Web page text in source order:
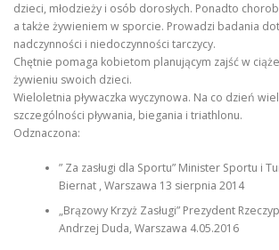
dzieci, młodzieży i osób dorosłych. Ponadto
a także żywieniem w sporcie. Prowadzi badania
nadczynności i niedoczynności tarczycy.
Chętnie pomaga kobietom planującym zajść w
żywieniu swoich dzieci.
Wieloletnia pływaczka wyczynowa. Na co dzień
szczególności pływania, biegania i triathlonu.
Odznaczona:
” Za zasługi dla Sportu” Minister Sportu i
Biernat , Warszawa 13 sierpnia 2014
„Brązowy Krzyż Zasługi” Prezydent
Andrzej Duda, Warszawa 4.05.2016